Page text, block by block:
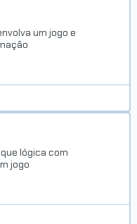
um jogo e
lógica com
jogo